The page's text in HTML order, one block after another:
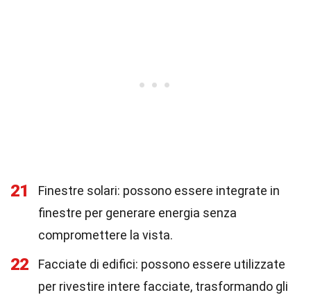
21
Finestre solari: possono essere integrate in
finestre per generare energia senza
compromettere la vista.
22
Facciate di edifici: possono essere utilizzate
per rivestire intere facciate, trasformando gli